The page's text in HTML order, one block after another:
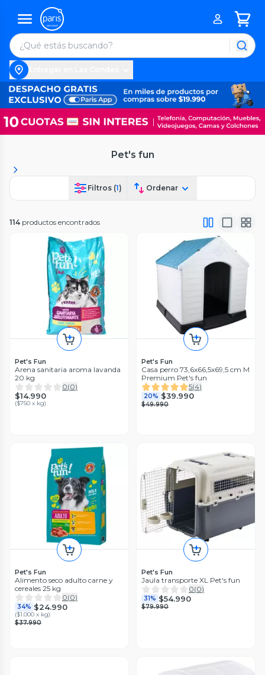
Pet's fun
Filtros (1) Ordenar
114 productos encontrados
Pet's Fun
Arena sanitaria aroma lavanda
20 kg
0(0)
$14.990
($750 x kg)
Pet's Fun
Casa perro 73,6x66,5x69,5 cm M
Premium Pet's fun
5(4)
20% $39.990
$49.990
Pet's Fun
Alimento seco adulto carne y
cereales 25 kg
0(0)
34% $24.990
($1.000 x kg)
$37.990
Pet's Fun
Jaula transporte XL Pet's fun
0(0)
31% $54.990
$79.990